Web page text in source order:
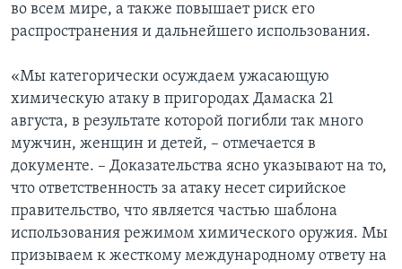
во всем мире, а также повышает риск его
распространения и дальнейшего использования.
«Мы категорически осуждаем ужасающую
химическую атаку в пригородах Дамаска 21
августа, в результате которой погибли так много
мужчин, женщин и детей, – отмечается в
документе. – Доказательства ясно указывают на то,
что ответственность за атаку несет сирийское
правительство, что является частью шаблона
использования режимом химического оружия. Мы
призываем к жесткому международному ответу на